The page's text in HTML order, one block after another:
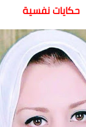
حكايات نفسية